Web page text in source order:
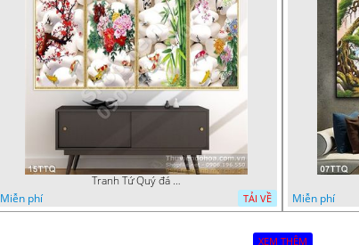
Tranh Tứ Quý đá sỏi đào cúc trúc đẹp
Miễn phí
TẢI VỀ
Miễn phí
XEM THÊM